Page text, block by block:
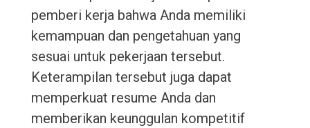
pemberi kerja bahwa Anda memiliki
kemampuan dan pengetahuan yang
sesuai untuk pekerjaan tersebut.
Keterampilan tersebut juga dapat
memperkuat resume Anda dan
memberikan keunggulan kompetitif